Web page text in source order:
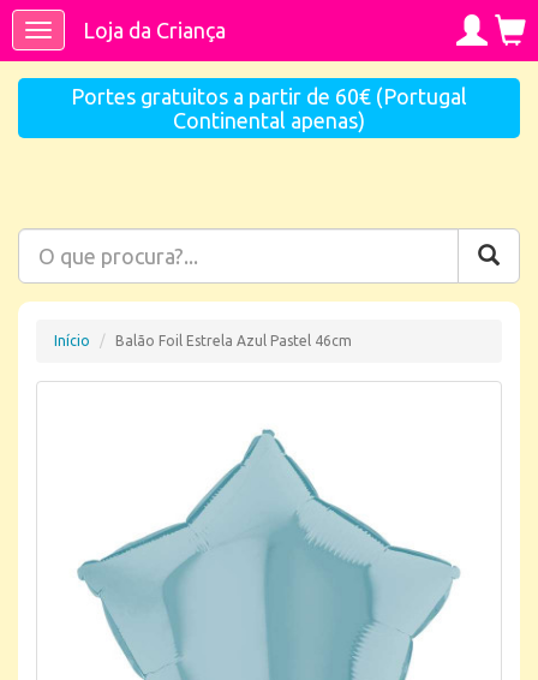
ToggleLoja da Criança
Portes gratuitos a partir de 60€ (Portugal
Continental apenas)
Início Balão Foil Estrela Azul Pastel 46cm